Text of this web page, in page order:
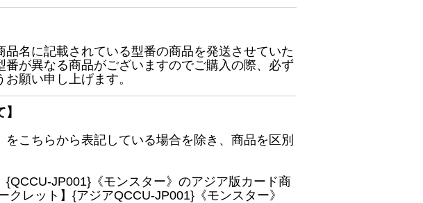
名に記載されている型番の商品を発送させていた
が異なる商品がございますのでご購入の際、必ず
願い申し上げます。
こちらから表記している場合を除き、商品を区別
JP001}《モンスター》のアジア版カード商
レット】{アジアQCCU-JP001}《モンスター》